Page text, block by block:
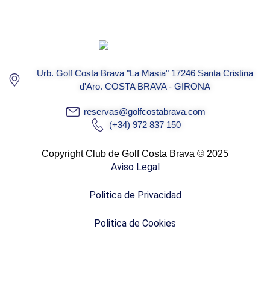
Urb. Golf Costa Brava "La Masia" 17246 Santa Cristina
d'Aro. COSTA BRAVA - GIRONA
reservas@golfcostabrava.com
(+34) 972 837 150
Copyright Club de Golf Costa Brava © 2025
Aviso Legal
Politica de Privacidad
Politica de Cookies